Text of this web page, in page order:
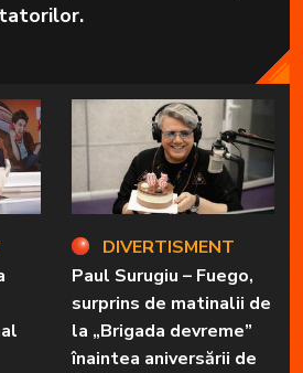
DIVERTISMENT
Paul Surugiu – Fuego,
surprins de matinalii de
la „Brigada devreme”
înaintea aniversării de